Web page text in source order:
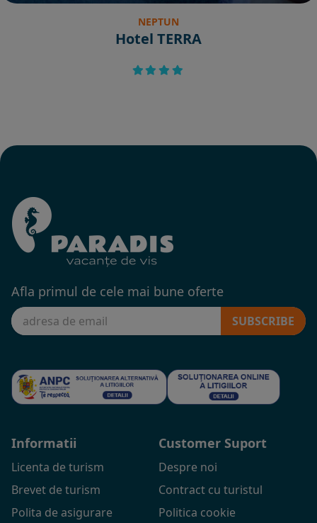
NEPTUN
Hotel TERRA
Afla primul de cele mai bune oferte
SUBSCRIBE
Informatii
Licenta de turism
Brevet de turism
Polita de asigurare
Customer Suport
Despre noi
Contract cu turistul
Politica cookie